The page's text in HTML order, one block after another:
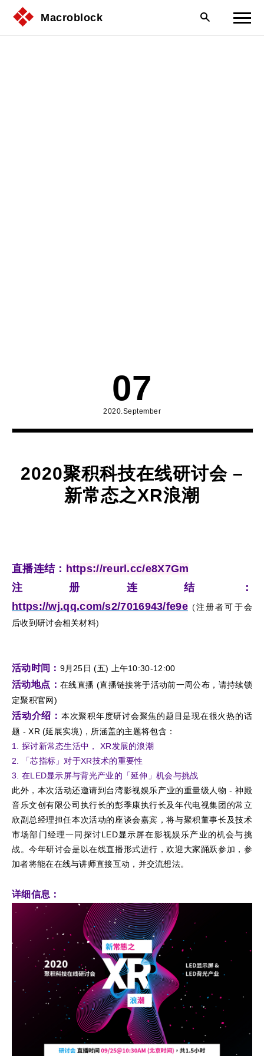
Macroblock
07
2020.September
2020聚积科技在线研讨会 –
新常态之XR浪潮
直播连结： https://reurl.cc/e8X7Gm
注册连结：
https://wj.qq.com/s2/7016943/fe9e (注册者可于会
后收到研讨会相关材料)
活动时间： 9月25日 (五) 上午10:30-12:00
活动地点： 在线直播 (直播链接将于活动前一周公布，请持续锁
定聚积官网)
活动介绍： 本次聚积年度研讨会聚焦的题目是现在很火热的话
题 - XR (延展实境)，所涵盖的主题将包含：
1. 探讨新常态生活中， XR发展的浪潮
2. 「芯指标」对于XR技术的重要性
3. 在LED显示屏与背光产业的「延伸」机会与挑战
此外，本次活动还邀请到台湾影视娱乐产业的重量级人物 - 神殿
音乐文创有限公司执行长的彭季康执行长及年代电视集团的常立
欣副总经理担任本次活动的座谈会嘉宾，将与聚积董事长及技术
市场部门经理一同探讨LED显示屏在影视娱乐产业的机会与挑
战。今年研讨会是以在线直播形式进行，欢迎大家踊跃参加，参
加者将能在在线与讲师直接互动，并交流想法。
详细信息：